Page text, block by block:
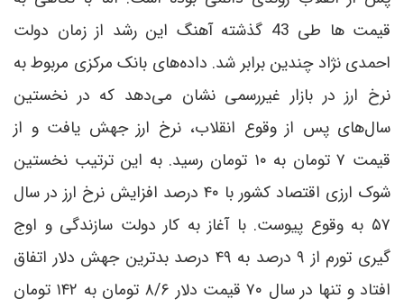
قیمت ها طی 43 گذشته آهنگ این رشد از زمان دولت
احمدی نژاد چندین برابر شد. داده‌های بانک مرکزی مربوط به
نرخ ارز در بازار غیررسمی نشان می‌دهد که در نخستین
سال‌های پس از وقوع انقلاب، نرخ ارز جهش یافت و از
قیمت ۷ تومان به ۱۰ تومان رسید. به این ترتیب نخستین
شوک ارزی اقتصاد کشور با ۴۰ درصد افزایش نرخ ارز در سال
۵۷ به وقوع پیوست. با آغاز به کار دولت سازندگی و اوج
گیری تورم از ۹ درصد به ۴۹ درصد بدترین جهش دلار اتفاق
افتاد و تنها در سال ۷۰ قیمت دلار ۸/۶ تومان به ۱۴۲ تومان